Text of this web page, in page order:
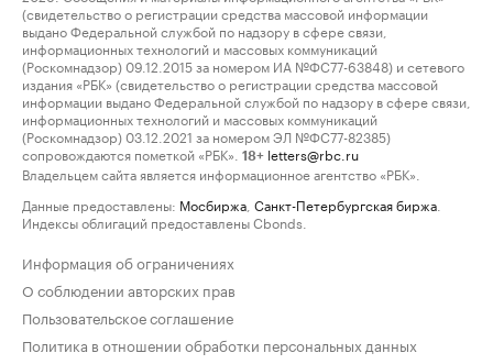
(свидетельство о регистрации средства массовой информации
выдано Федеральной службой по надзору в сфере связи,
информационных технологий и массовых коммуникаций
(Роскомнадзор) 09.12.2015 за номером ИА №ФС77-63848) и сетевого
издания «РБК» (свидетельство о регистрации средства массовой
информации выдано Федеральной службой по надзору в сфере связи,
информационных технологий и массовых коммуникаций
(Роскомнадзор) 03.12.2021 за номером ЭЛ №ФС77-82385)
сопровождаются пометкой «РБК».
18+ letters@rbc.ru
Владельцем сайта является информационное агентство «РБК».
Данные предоставлены: Мосбиржа Санкт-Петербургская биржа
Индексы облигаций предоставлены Cbonds.
Информация об ограничениях
О соблюдении авторских прав
Пользовательское соглашение
Политика в отношении обработки персональных данных